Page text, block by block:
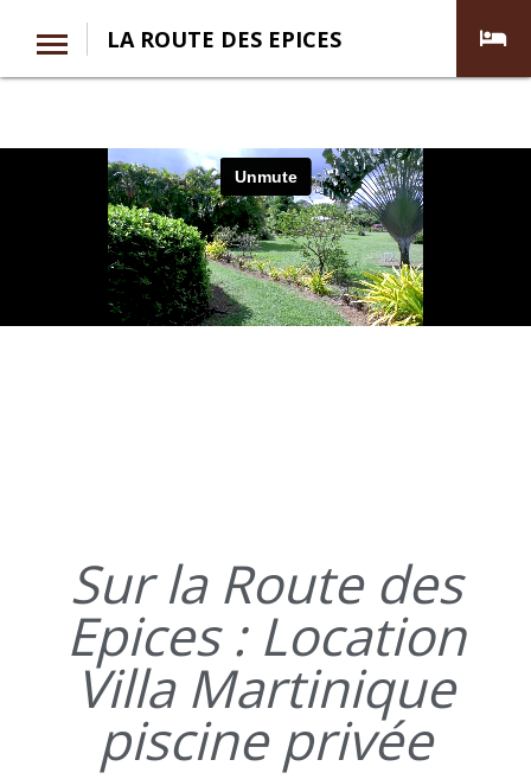
LA ROUTE DES EPICES
Sur la Route des
Epices : Location
Villa Martinique
piscine privée